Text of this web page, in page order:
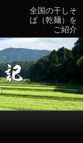
全国の干しそ
ば（乾麺）を
ご紹介